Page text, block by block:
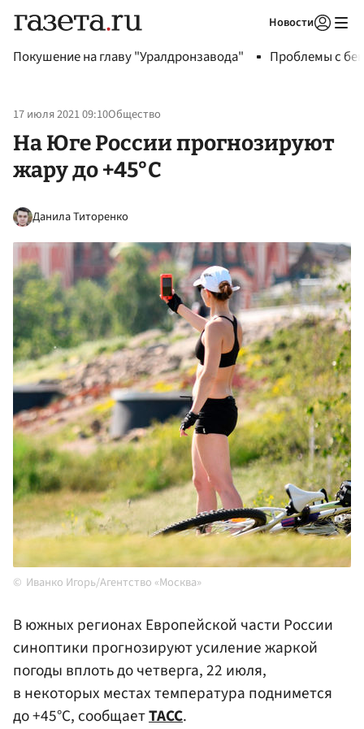
Новости
Покушение на главу "Уралдронзавода" Проблемы с
17 июля 2021 09:10Общество
На Юге России прогнозируют
жару до +45°С
Данила Титоренко
Иванко Игорь/Агентство «Москва»
В южных регионах Европейской части России
синоптики прогнозируют усиление жаркой
погоды вплоть до четверга, 22 июля,
в некоторых местах температура поднимется
до +45°С, сообщаетТАСС.